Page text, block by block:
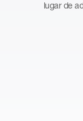
lugar de